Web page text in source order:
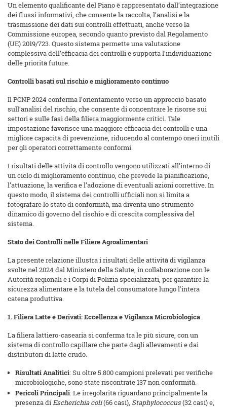
Un elemento qualificante del Piano è rappresentato dall’integrazione
dei flussi informativi, che consente la raccolta, l’analisi e la
trasmissione dei dati sui controlli effettuati, anche verso la
Commissione europea, secondo quanto previsto dal Regolamento
(UE) 2019/723. Questo sistema permette una valutazione
complessiva dell’efficacia dei controlli e supporta l’individuazione
delle priorità future.
Controlli basati sul rischio e miglioramento continuo
Il PCNP 2024 conferma l’orientamento verso un approccio basato
sull’analisi del rischio, che consente di concentrare le risorse sui
settori e sulle fasi della filiera maggiormente critici. Tale
impostazione favorisce una maggiore efficacia dei controlli e una
migliore capacità di prevenzione, riducendo al contempo oneri inutili
per gli operatori correttamente conformi.
I risultati delle attività di controllo vengono utilizzati all’interno di
un ciclo di miglioramento continuo, che prevede la pianificazione,
l’attuazione, la verifica e l’adozione di eventuali azioni correttive. In
questo modo, il sistema dei controlli ufficiali non si limita a
fotografare lo stato di conformità, ma diventa uno strumento
dinamico di governo del rischio e di crescita complessiva del
sistema.
Stato dei Controlli nelle Filiere Agroalimentari
La presente relazione illustra i risultati delle attività di vigilanza
svolte nel 2024 dal Ministero della Salute, in collaborazione con le
Autorità regionali e i Corpi di Polizia specializzati, per garantire la
sicurezza alimentare e la tutela del consumatore lungo l'intera
catena produttiva.
1. Filiera Latte e Derivati: Eccellenza e Vigilanza Microbiologica
La filiera lattiero-casearia si conferma tra le più sicure, con un
sistema di controllo capillare che parte dagli allevamenti e dai
distributori di latte crudo.
Risultati Analitici: Su oltre 5.800 campioni prelevati per verifiche
microbiologiche, sono state riscontrate 137 non conformità.
Pericoli Principali: Le irregolarità riguardano principalmente la
presenza diEscherichia coli(66 casi), Staphylococcus(32 casi) e,